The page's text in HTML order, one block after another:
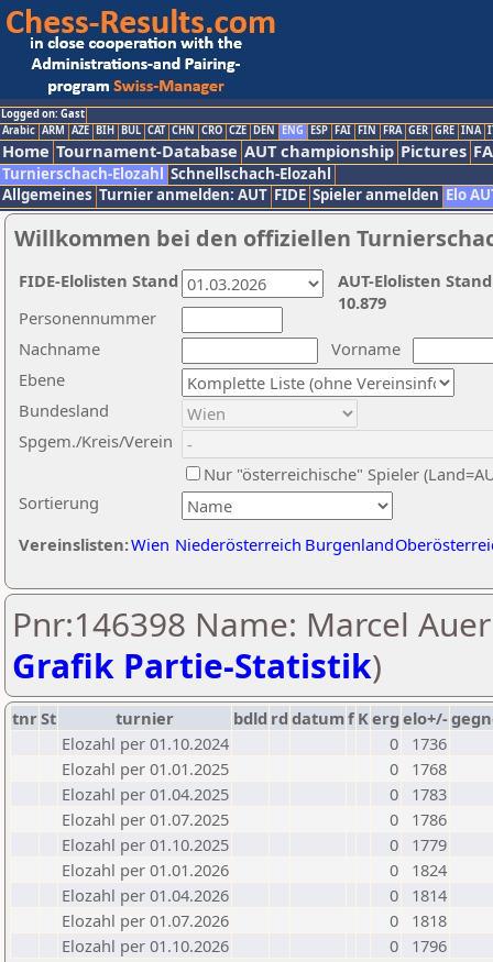
Logged on: Gast
Arabic ARM AZE BIH BUL CAT CHN CRO CZE DEN ENG ESP FAI FIN FRA GER GRE INA
Home Tournament-Database AUT championship Pictures
Turnierschach-Elozahl Schnellschach-Elozahl
Allgemeines Turnier anmelden: AUT FIDE Spieler anmelden Elo
Willkommen bei den offiziellen
Nachname
Vorname
Ebene
Sortierung
Personennummer
Bundesland
Spgem./Kreis/Verein
Nur "österreichische" Spieler
Vereinslisten:Wien Niederösterreich Burgenland
AUT-Elolisten
10.879
FIDE-Elolisten Stand
Pnr:146398 Name: Marcel
Grafik Partie-Statistik)
tnrSt turnier bdld rd datumf Kerg elo+/-
Elozahl per 01.10.2024
0
1736
Elozahl per 01.01.2025
0
1768
Elozahl per 01.04.2025
0
1783
Elozahl per 01.07.2025
0
1786
Elozahl per 01.10.2025
0
1779
Elozahl per 01.01.2026
0
1824
Elozahl per 01.04.2026
0
1814
Elozahl per 01.07.2026
0
1818
Elozahl per 01.10.2026
0 1796